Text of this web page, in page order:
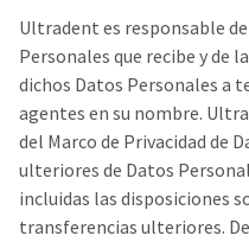
Ultradent es responsable
Personales que recibe y de
dichos Datos Personales a
agentes en su nombre.
del Marco de Privacidad de
ulteriores de Datos
incluidas las disposiciones
transferencias ulteriores.
St.
Louis,
MO
63195